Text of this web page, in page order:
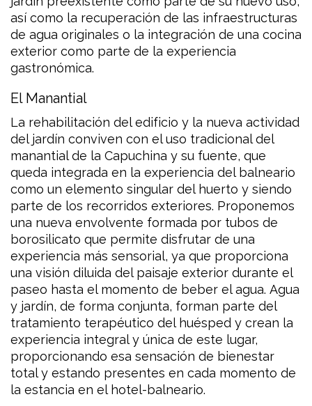
así como la recuperación de las infraestructuras
de agua originales o la integración de una cocina
exterior como parte de la experiencia
gastronómica.
El Manantial
La rehabilitación del edificio y la nueva actividad
del jardín conviven con el uso tradicional del
manantial de la Capuchina y su fuente, que
queda integrada en la experiencia del balneario
como un elemento singular del huerto y siendo
parte de los recorridos exteriores. Proponemos
una nueva envolvente formada por tubos de
borosilicato que permite disfrutar de una
experiencia más sensorial, ya que proporciona
una visión diluida del paisaje exterior durante el
paseo hasta el momento de beber el agua. Agua
y jardín, de forma conjunta, forman parte del
tratamiento terapéutico del huésped y crean la
experiencia integral y única de este lugar,
proporcionando esa sensación de bienestar
total y estando presentes en cada momento de
la estancia en el hotel-balneario.